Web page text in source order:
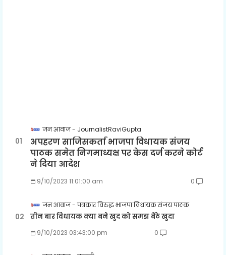
जन आवाज JournalistRaviGupta
अपहरण साजिसकर्ता भाजपा विधायक संजय
पाठक समेत निगमाध्यक्ष पर केस दर्ज करने कोर्ट
ने दिया आदेश
9/10/2023 11:01:00 am 0
जन आवाज पत्रकार विरुद्ध भाजपा विधायक संजय पाठक
तीन बार विधायक क्या बने खुद को समझ बैठे खुदा
9/10/2023 03:43:00 pm 0